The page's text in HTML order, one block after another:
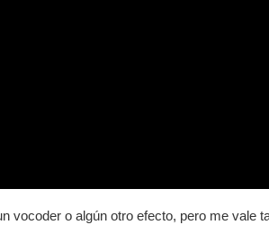
vocoder o algún otro efecto, pero me vale